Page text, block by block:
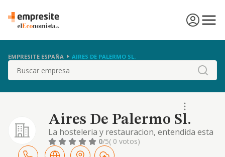
EMPRESITE ESPAÑA AIRES DE PALERMO SL.
Buscar
Aires De Palermo Sl.
La hosteleria y restauracion, entendida esta
ultima a las actividades relacionadas con la
alimentacion.
0/5( 0 votos)